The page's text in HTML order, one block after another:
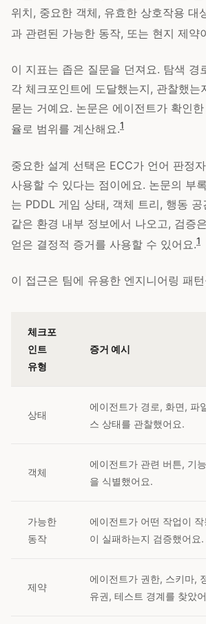
위치, 중요한 객체, 유효한 상호작용 대
과 관련된 가능한 동작, 또는 현지 제약
이 지표는 좁은 질문을 던져요. 탐색 경
각 체크포인트에 도달했는지, 관찰했는
묻는 거예요. 논문은 에이전트가 확인
율로 범위를 계산해요.1
중요한 설계 선택은 ECC가 언어 판정
사용할 수 있다는 점이에요. 논문의 부
는 PDDL 게임 상태, 객체 트리, 행동 공
같은 환경 내부 정보에서 나오고, 검증
얻은 결정적 증거를 사용할 수 있어요.1
이 접근은 팀에 유용한 엔지니어링 패
체크포
인트
유형
증거 예시
상태
에이전트가 경로, 화면, 파
스 상태를 관찰했어요.
객체
에이전트가 관련 버튼, 기
을 식별했어요.
가능한
동작
에이전트가 어떤 작업이
이 실패하는지 검증했어요.
제약
에이전트가 권한, 스키마,
유권, 테스트 경계를 찾았